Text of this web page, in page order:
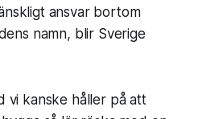
ansvar bortom
namn, blir Sverige
vi kanske håller på att